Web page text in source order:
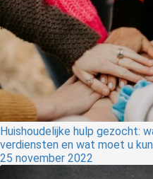
Huishoudelijke hulp gezocht:
verdiensten en wat moet u
25 november 2022